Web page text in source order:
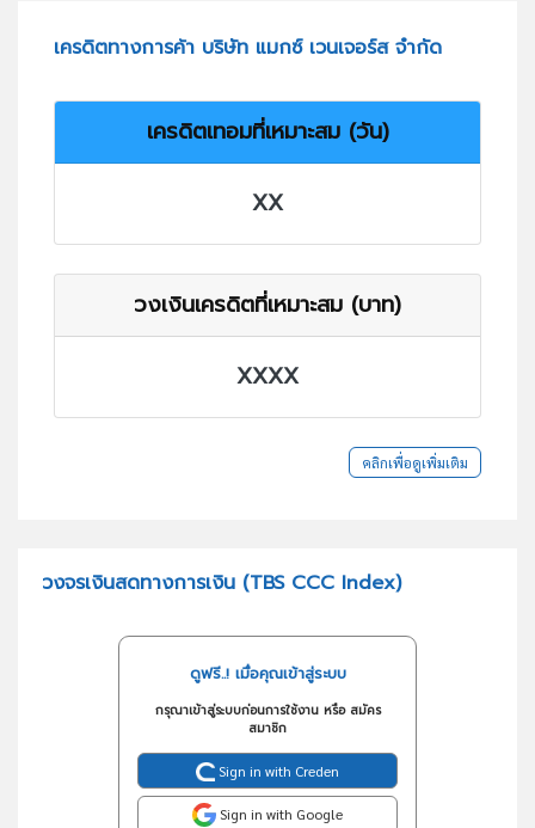
เครดิตทางการค้า บริษัท แมกซ์ เวนเจอร์ส จำกัด
เครดิตเทอมที่เหมาะสม (วัน)
XX
วงเงินเครดิตที่เหมาะสม (บาท)
XXXX
คลิกเพื่อดูเพิ่มเติม
วงจรเงินสดทางการเงิน (TBS CCC Index)
ดูฟรี..! เมื่อคุณเข้าสู่ระบบ
กรุณาเข้าสู่ระบบก่อนการใช้งาน หรือ สมัคร
สมาชิก
Sign in with Creden
Sign in with Google